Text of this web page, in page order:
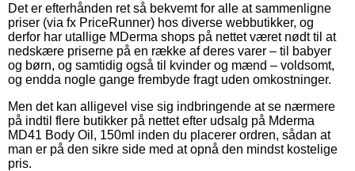
Det er efterhånden ret så bekvemt for alle at sammenligne
priser (via fx PriceRunner) hos diverse webbutikker, og
derfor har utallige MDerma shops på nettet været nødt til at
nedskære priserne på en række af deres varer – til babyer
og børn, og samtidig også til kvinder og mænd – voldsomt,
og endda nogle gange frembyde fragt uden omkostninger.
Men det kan alligevel vise sig indbringende at se nærmere
på indtil flere butikker på nettet efter udsalg på Mderma
MD41 Body Oil, 150ml inden du placerer ordren, sådan at
man er på den sikre side med at opnå den mindst kostelige
pris.